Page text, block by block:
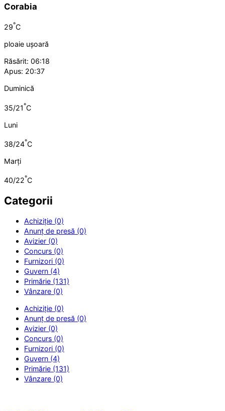
Corabia
29°C
ploaie ușoară
Răsărit: 06:18
Apus: 20:37
Duminică
35/21°C
Luni
38/24°C
Marți
40/22°C
Categorii
Achiziție (0)
Anunț de presă (0)
Avizier (0)
Concurs (0)
Furnizori (0)
Guvern (4)
Primărie (131)
Vânzare (0)
Achiziție (0)
Anunț de presă (0)
Avizier (0)
Concurs (0)
Furnizori (0)
Guvern (4)
Primărie (131)
Vânzare (0)